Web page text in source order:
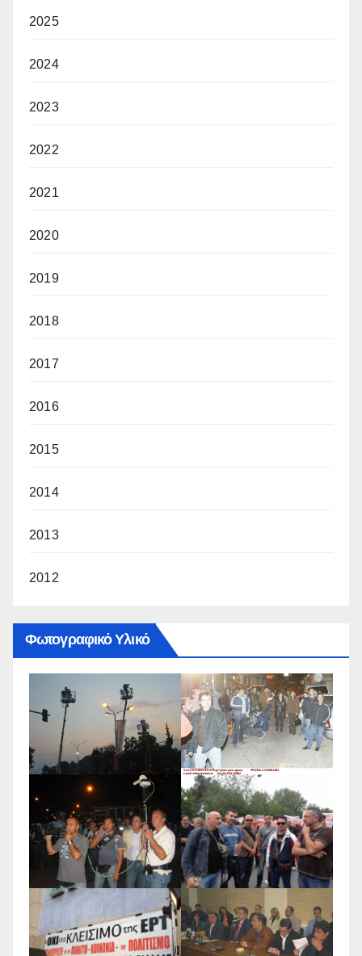
2025
2024
2023
2022
2021
2020
2019
2018
2017
2016
2015
2014
2013
2012
Φωτογραφικό Υλικό